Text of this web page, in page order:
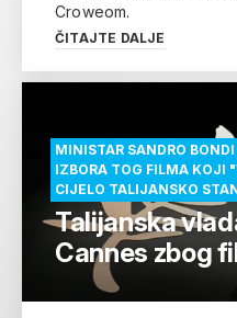
Croweom.
ČITAJTE DALJE
MINISTAR SANDRO
IZBORA TOG FILMA KOJI
CIJELO TALIJANSKO
Talijanska
Cannes zbog